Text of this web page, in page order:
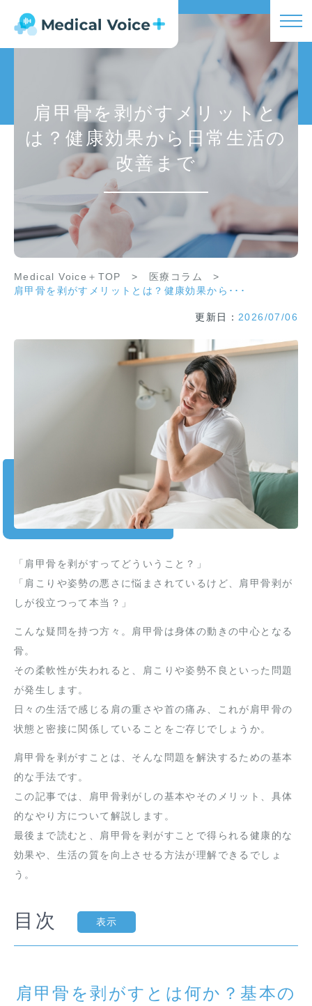
肩甲骨を剥がすメリットと
は？健康効果から日常生活の
改善まで
Medical Voice＋TOP > 医療コラム
>
肩甲骨を剥がすメリットとは？健康効果から･･･
更新日： 2026/07/06
「肩甲骨を剥がすってどういうこと？」
「肩こりや姿勢の悪さに悩まされているけど、肩甲骨剥が
しが役立つって本当？」
こんな疑問を持つ方々。肩甲骨は身体の動きの中心となる
骨。
その柔軟性が失われると、肩こりや姿勢不良といった問題
が発生します。
日々の生活で感じる肩の重さや首の痛み、これが肩甲骨の
状態と密接に関係していることをご存じでしょうか。
肩甲骨を剥がすことは、そんな問題を解決するための基本
的な手法です。
この記事では、肩甲骨剥がしの基本やそのメリット、具体
的なやり方について解説します。
最後まで読むと、肩甲骨を剥がすことで得られる健康的な
効果や、生活の質を向上させる方法が理解できるでしょ
う。
目次 表示
肩甲骨を剥がすとは何か？基本の